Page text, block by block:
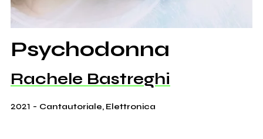
Psychodonna
Rachele Bastreghi
2021 - Cantautoriale, Elettronica